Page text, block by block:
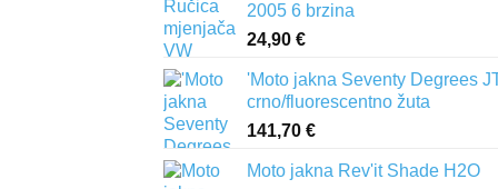
2005 6 brzina
24,90 €
'Moto jakna Seventy Degrees
crno/fluorescentno žuta
141,70 €
Moto jakna Rev'it Shade H2O